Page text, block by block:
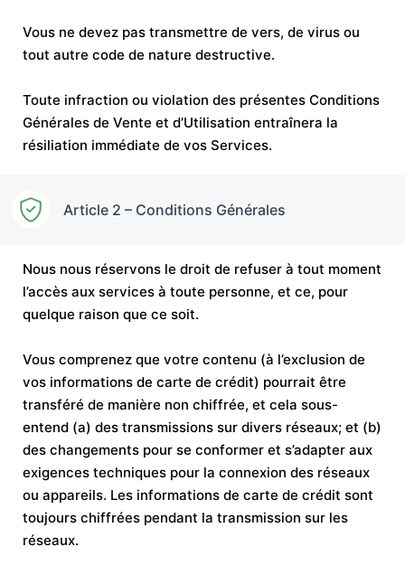
Vous ne devez pas transmettre de vers, de virus ou
tout autre code de nature destructive.
Toute infraction ou violation des présentes Conditions
Générales de Vente et d’Utilisation entraînera la
résiliation immédiate de vos Services.
Article 2 – Conditions Générales
Nous nous réservons le droit de refuser à tout moment
l’accès aux services à toute personne, et ce, pour
quelque raison que ce soit.
Vous comprenez que votre contenu (à l’exclusion de
vos informations de carte de crédit) pourrait être
transféré de manière non chiffrée, et cela sous-
entend (a) des transmissions sur divers réseaux; et (b)
des changements pour se conformer et s’adapter aux
exigences techniques pour la connexion des réseaux
ou appareils. Les informations de carte de crédit sont
toujours chiffrées pendant la transmission sur les
réseaux.